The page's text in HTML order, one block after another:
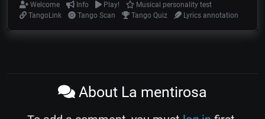
Welcome Info Play!
Musical personality test
TangoLink
Tango Scan Tango Quiz Lyrics annotation
About La mentirosa